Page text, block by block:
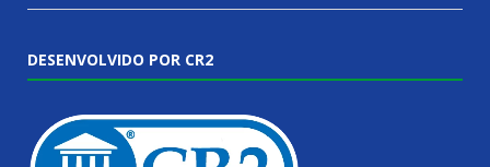
DESENVOLVIDO POR CR2